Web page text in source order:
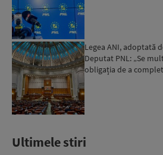
Legea ANI, adoptată
Deputat PNL: „Se
obligația de a
Ultimele stiri